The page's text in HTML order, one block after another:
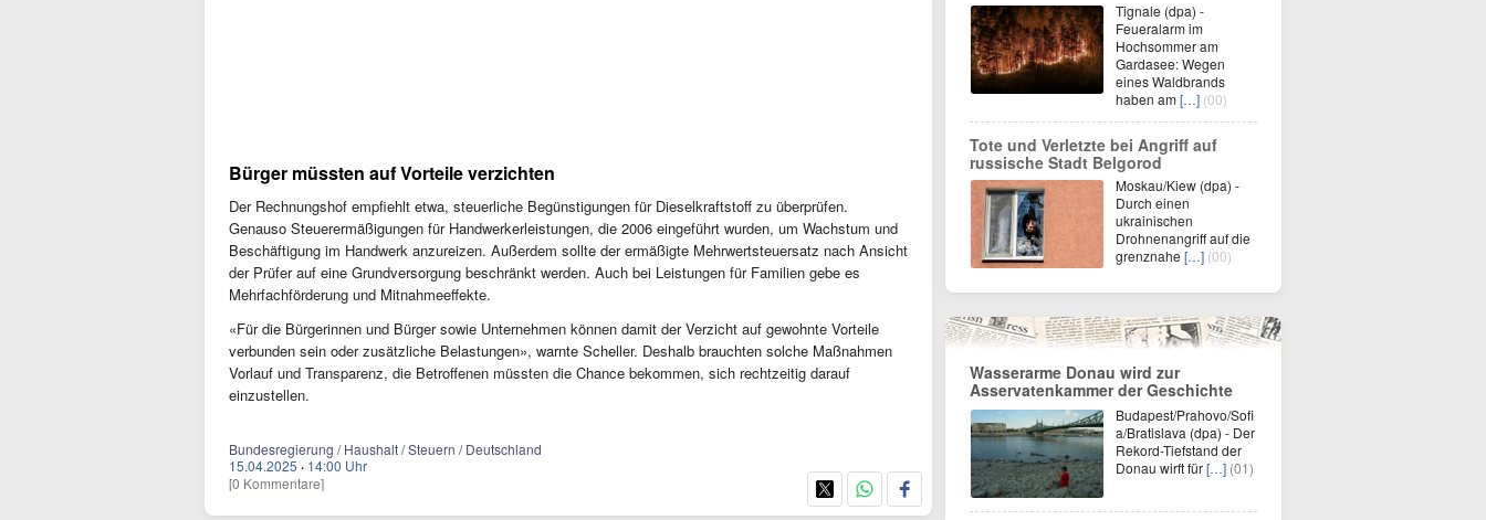
Bürger müssten auf Vorteile verzichten
Der Rechnungshof empfiehlt etwa, steuerliche Begünstigungen für Dieselkraftstoff zu überprüfen.
Genauso Steuerermäßigungen für Handwerkerleistungen, die 2006 eingeführt wurden, um Wachstum und
Beschäftigung im Handwerk anzureizen. Außerdem sollte der ermäßigte Mehrwertsteuersatz nach Ansicht
der Prüfer auf eine Grundversorgung beschränkt werden. Auch bei Leistungen für Familien gebe es
Mehrfachförderung und Mitnahmeeffekte.
«Für die Bürgerinnen und Bürger sowie Unternehmen können damit der Verzicht auf gewohnte Vorteile
verbunden sein oder zusätzliche Belastungen», warnte Scheller. Deshalb brauchten solche Maßnahmen
Vorlauf und Transparenz, die Betroffenen müssten die Chance bekommen, sich rechtzeitig darauf
einzustellen.
Bundesregierung / Haushalt / Steuern / Deutschland
15.04.2025 · 14:00 Uhr
[0 Kommentare]
Tignale (dpa) -
Feueralarm im
Hochsommer am
Gardasee: Wegen
eines Waldbrands
haben am[…] (00)
Tote und Verletzte bei Angriff auf
russische Stadt Belgorod
Moskau/Kiew (dpa) -
Durch einen
ukrainischen
Drohnenangriff auf die
grenznahe […] (00)
Wasserarme Donau wird zur
Asservatenkammer der Geschichte
Budapest/Prahovo/Sofi
a/Bratislava (dpa) - Der
Rekord-Tiefstand der
Donau wirft für[…] (01)